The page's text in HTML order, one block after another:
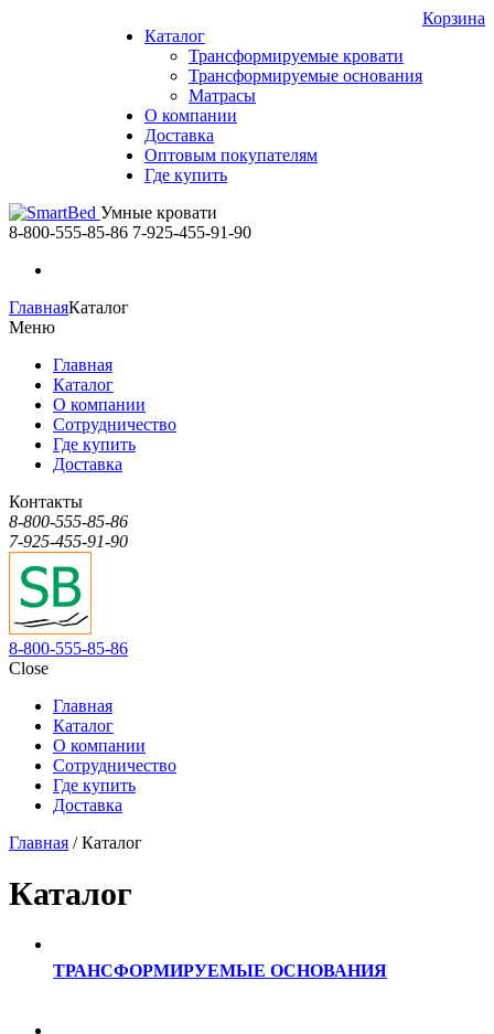
Каталог
Трансформируемые кровати
Трансформируемые основания
Матрасы
О компании
Доставка
Оптовым покупателям
Где купить
Корзина
Умные кровати
8-800-555-85-86 7-925-455-91-90
ГлавнаяКаталог
Меню
Главная
Каталог
О компании
Сотрудничество
Где купить
Доставка
Контакты
8-800-555-85-86
7-925-455-91-90
8-800-555-85-86
Close
Главная
Каталог
О компании
Сотрудничество
Где купить
Доставка
Главная / Каталог
Каталог
ТРАНСФОРМИРУЕМЫЕ ОСНОВАНИЯ